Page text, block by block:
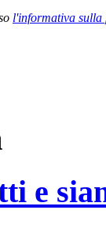
l'informativa sulla
e